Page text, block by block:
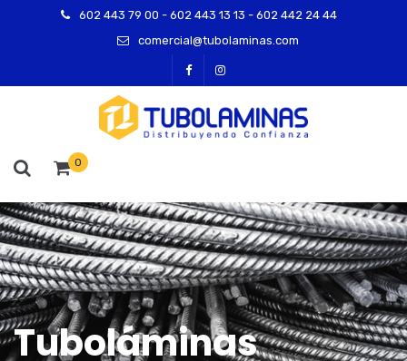
602 443 79 00 - 602 443 13 13 - 602 442 24 44
comercial@tubolaminas.com
0
Tuboláminas